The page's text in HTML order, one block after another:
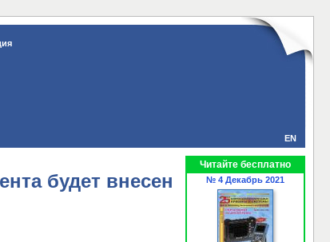
EN
будет внесен
Читайте бесплатно
№ 4 Декабрь 2021